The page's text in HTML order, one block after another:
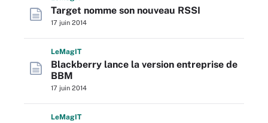
Target nomme son nouveau RSSI
17 juin 2014
LeMagIT
Blackberry lance la version entreprise de
BBM
17 juin 2014
LeMagIT